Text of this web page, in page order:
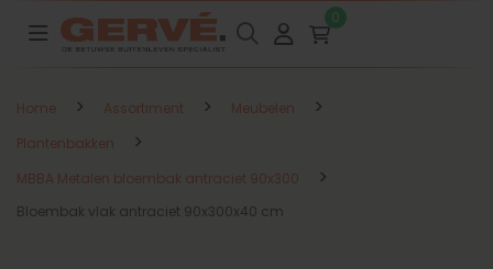
0
Home > Assortiment > Meubelen >
Plantenbakken >
MBBA Metalen bloembak antraciet 90x300 >
Bloembak vlak antraciet 90x300x40 cm